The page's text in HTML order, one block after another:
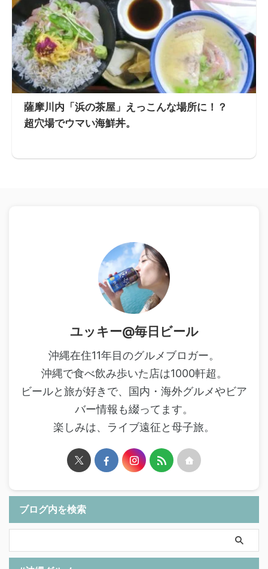
薩摩川内「浜の茶屋」えっこんな場所に！？
超穴場でウマい海鮮丼。
ユッキー@毎日ビール
沖縄在住11年目のグルメブロガー。
沖縄で食べ飲み歩いた店は1000軒超。
ビールと旅が好きで、国内・海外グルメやビア
バー情報も綴ってます。
楽しみは、ライブ遠征と母子旅。
ブログ内を検索